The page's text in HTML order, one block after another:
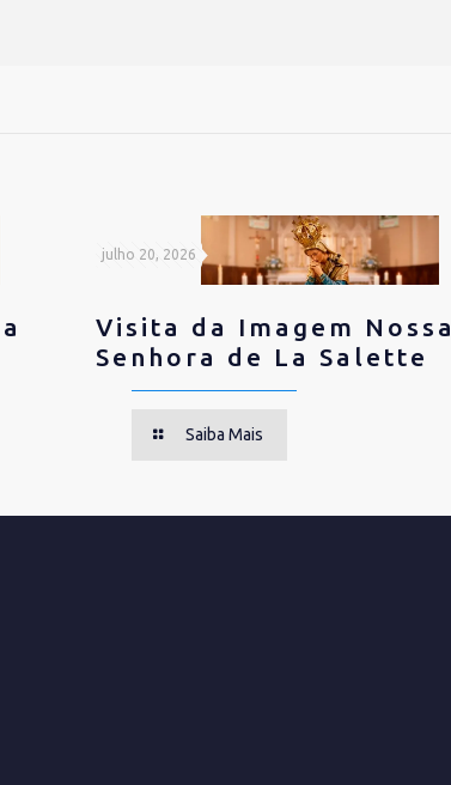
julho 20, 2026
Visita da Imagem Nossa
Senhora de La Salette
Saiba Mais